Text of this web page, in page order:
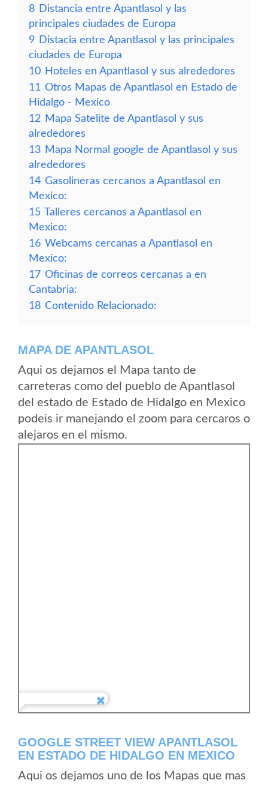
8 Distancia entre Apantlasol y las
principales ciudades de Europa
9 Distacia entre Apantlasol y las principales
ciudades de Europa
10 Hoteles en Apantlasol y sus alrededores
11 Otros Mapas de Apantlasol en Estado de
Hidalgo - Mexico
12 Mapa Satelite de Apantlasol y sus
alrededores
13 Mapa Normal google de Apantlasol y sus
alrededores
14 Gasolineras cercanos a Apantlasol en
Mexico:
15 Talleres cercanos a Apantlasol en
Mexico:
16 Webcams cercanas a Apantlasol en
Mexico:
17 Oficinas de correos cercanas a en
Cantabria:
18 Contenido Relacionado:
MAPA DE APANTLASOL
Aqui os dejamos el Mapa tanto de
carreteras como del pueblo de Apantlasol
del estado de Estado de Hidalgo en Mexico
podeis ir manejando el zoom para cercaros o
alejaros en el mismo.
GOOGLE STREET VIEW APANTLASOL
EN ESTADO DE HIDALGO EN MEXICO
Aqui os dejamos uno de los Mapas que mas